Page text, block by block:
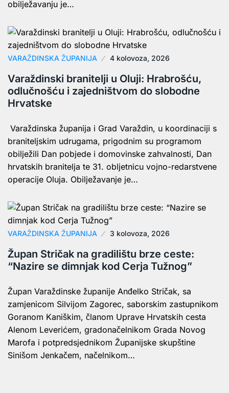
obilježavanju je…
VARAŽDINSKA ŽUPANIJA 4 kolovoza, 2026
Varaždinski branitelji u Oluji: Hrabrošću,
odlučnošću i zajedništvom do slobodne
Hrvatske
Varaždinska županija i Grad Varaždin, u koordinaciji s
braniteljskim udrugama, prigodnim su programom
obilježili Dan pobjede i domovinske zahvalnosti, Dan
hrvatskih branitelja te 31. obljetnicu vojno-redarstvene
operacije Oluja. Obilježavanje je…
VARAŽDINSKA ŽUPANIJA 3 kolovoza, 2026
Župan Stričak na gradilištu brze ceste:
“Nazire se dimnjak kod Cerja Tužnog”
Župan Varaždinske županije Anđelko Stričak, sa
zamjenicom Silvijom Zagorec, saborskim zastupnikom
Goranom Kaniškim, članom Uprave Hrvatskih cesta
Alenom Leverićem, gradonačelnikom Grada Novog
Marofa i potpredsjednikom Županijske skupštine
Sinišom Jenkačem, načelnikom…